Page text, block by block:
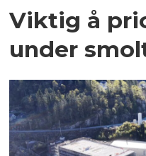
Viktig å
under